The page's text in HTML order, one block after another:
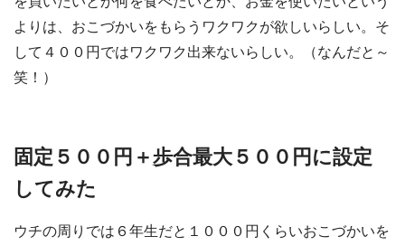
よりは、おこづかいをもらうワクワクが欲しいらしい。そ
して４００円ではワクワク出来ないらしい。（なんだと～
笑！）
固定５００円＋歩合最大５００円に設定
してみた
ウチの周りでは６年生だと１０００円くらいおこづかいを